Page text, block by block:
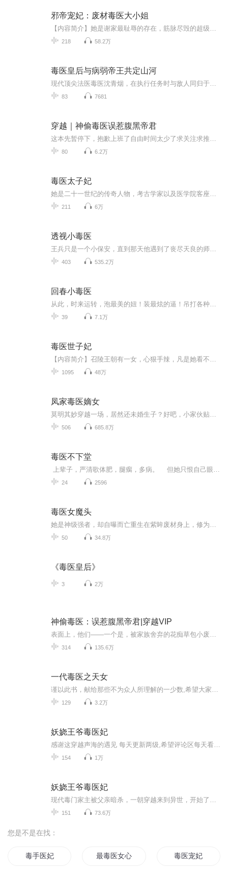
邪帝宠妃：废材毒医大小姐
218 58.2万
毒医皇后与病弱帝王共定山河
83 7681
穿越｜神偷毒医误惹腹黑帝君
80 6.2万
毒医太子妃
211 6万
透视小毒医
403 535.2万
回春小毒医
39 7.1万
毒医世子妃
1095 48万
凤家毒医嫡女
506 685.8万
毒医不下堂
24 2596
毒医女魔头
50 34.8万
《毒医皇后》
3 2万
神偷毒医：误惹腹黑帝君|穿越VIP
314 135.6万
一代毒医之天女
129 3.2万
妖娆王爷毒医妃
154 1万
妖娆王爷毒医妃
151 73.6万
您是不是在找：
毒手医妃 最毒医女心 毒医宠妃